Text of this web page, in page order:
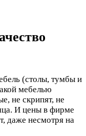
(столы, тумбы и
мебелью
не скрипят, не
И цены в фирме
даже несмотря на